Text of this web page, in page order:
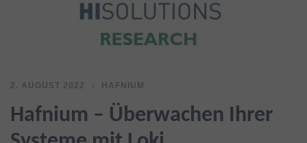
2. AUGUST 2022 HAFNIUM
Hafnium – Überwachen Ihrer